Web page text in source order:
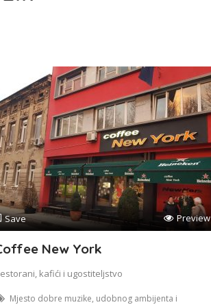
Save Preview
New York
kafići i ugostiteljstvo
Mjesto dobre muzike, udobnog ambijenta i